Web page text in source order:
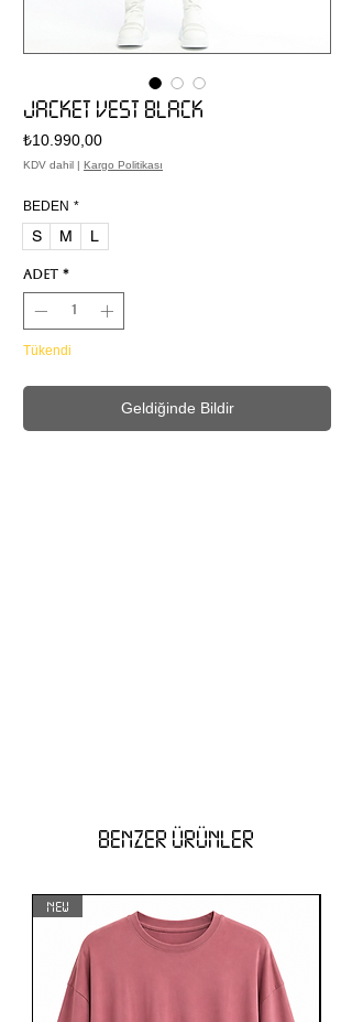
JACKET VEST BLACK
₺10.990,00Fiyat
KDV dahil | Kargo Politikası
BEDEN *
S M L
Adet *
Tükendi
Geldiğinde Bildir
BENZER ÜRÜNLER
NEW